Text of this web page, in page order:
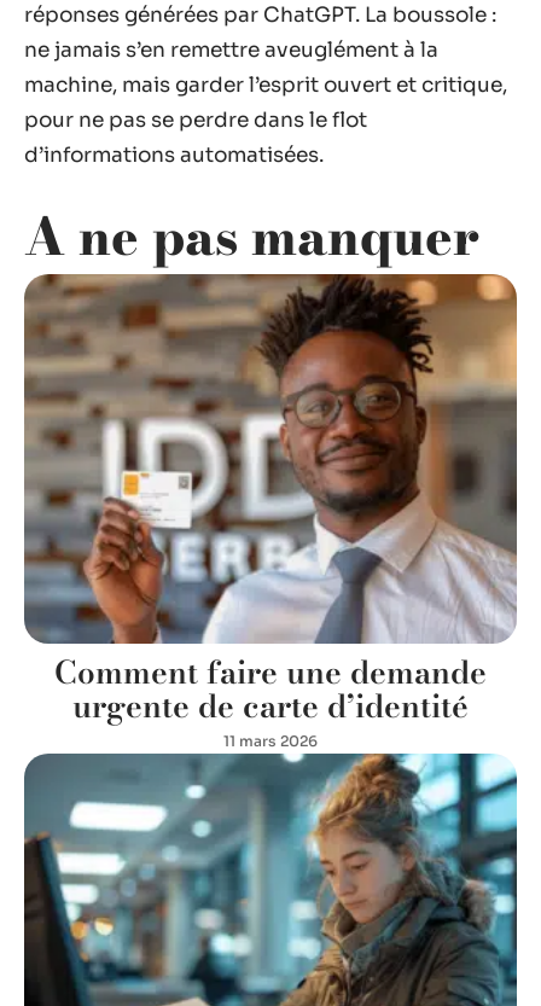
réponses générées par ChatGPT. La boussole :
ne jamais s’en remettre aveuglément à la
machine, mais garder l’esprit ouvert et critique,
pour ne pas se perdre dans le flot
d’informations automatisées.
A ne pas manquer
Comment faire une demande
urgente de carte d’identité
11 mars 2026